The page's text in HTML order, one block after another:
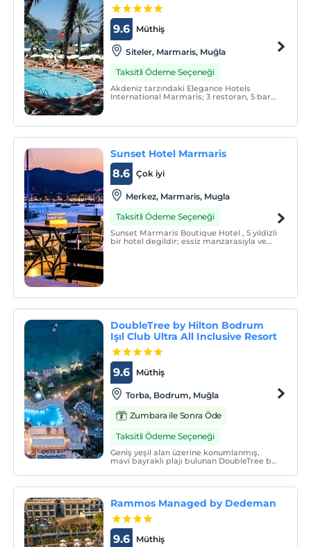
Müthiş
9.6
Siteler, Marmaris, Muğla
Taksitli Ödeme Seçeneği
Akdeniz tarzındaki Elegance Hotels
International Marmaris; 3 restoran, 5 bar
çıkarabilirler.
Sunset Hotel Marmaris
Çok iyi
8.6
Merkez, Marmaris, Mugla
Taksitli Ödeme Seçeneği
Sunset Marmaris Boutique Hotel , 5 yildizli
bir hotel degildir; essiz manzarasiyla ve
DoubleTree by Hilton Bodrum
Işıl Club Ultra All Inclusive Resort
Müthiş
9.6
Torba, Bodrum, Muğla
Zumbara ile Sonra Öde
Taksitli Ödeme Seçeneği
Geniş yeşil alan üzerine konumlanmış,
mavi bayraklı plajı bulunan DoubleTree by
Resort'da kendinizi yeniden
keşfedeceksiniz.
Rammos Managed by Dedeman
Müthiş
9.6